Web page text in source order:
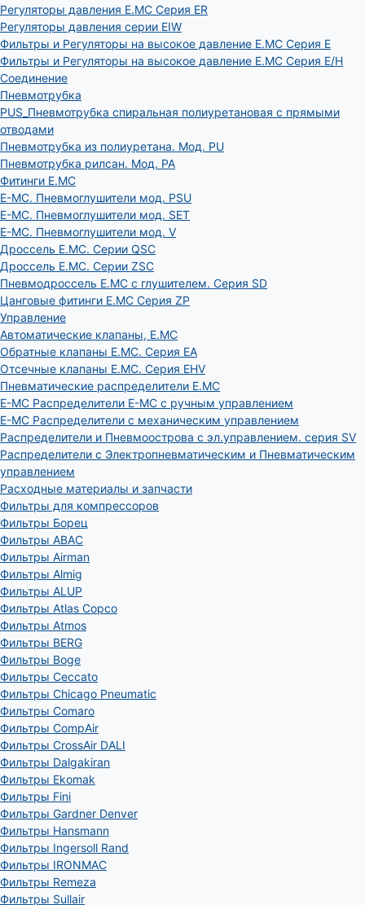
Регуляторы давления E.MC Серия ER
Регуляторы давления серии EIW
Фильтры и Регуляторы на высокое давление E.MC Серия E
Фильтры и Регуляторы на высокое давление E.MC Серия E/H
Соединение
Пневмотрубка
PUS_Пневмотрубка спиральная полиуретановая с прямыми
отводами
Пневмотрубка из полиуретана. Мод. РU
Пневмотрубка рилсан. Мод. PA
Фитинги E.MC
E-MC. Пневмоглушители мод. PSU
E-MC. Пневмоглушители мод. SET
E-MC. Пневмоглушители мод. V
Дроссель E.MC. Серии QSC
Дроссель E.MC. Серии ZSC
Пневмодроссель E.MC с глушителем. Серия SD
Цанговые фитинги E.MC Серия ZP
Управление
Автоматические клапаны, Е.МС
Обратные клапаны E.MC. Серия EA
Отсечные клапаны E.MC. Серия EHV
Пневматические распределители E.MC
E-MC Распределители E-MC с ручным управлением
E-MC Распределители с механическим управлением
Распределители и Пневмоострова с эл.управлением. серия SV
Распределители с Электропневматическим и Пневматическим
управлением
Расходные материалы и запчасти
Фильтры для компрессоров
Фильтры Борец
Фильтры ABAC
Фильтры Airman
Фильтры Almig
Фильтры ALUP
Фильтры Atlas Copco
Фильтры Atmos
Фильтры BERG
Фильтры Boge
Фильтры Ceccato
Фильтры Chicago Pneumatic
Фильтры Comaro
Фильтры CompAir
Фильтры CrossAir DALI
Фильтры Dalgakiran
Фильтры Ekomak
Фильтры Fini
Фильтры Gardner Denver
Фильтры Hansmann
Фильтры Ingersoll Rand
Фильтры IRONMAC
Фильтры Remeza
Фильтры Sullair